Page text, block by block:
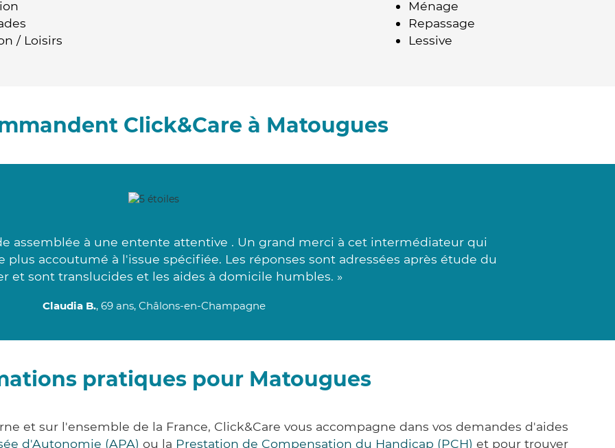
/ Loisirs
Ménage
Repassage
Lessive
Click&Care à Matougues
assemblée à une entente attentive . Un grand merci à cet intermédiateur qui
accoutumé à l'issue spécifiée. Les réponses sont adressées après étude du
et sont translucides et les aides à domicile humbles. »
Claudia B., 69 ans, Châlons-en-Champagne
pratiques pour Matougues
et sur l'ensemble de la France, Click&Care vous accompagne dans vos demandes d'aides
d'Autonomie (APA) ou la Prestation de Compensation du Handicap (PCH) et pour trouver